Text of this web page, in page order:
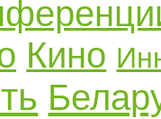
Кино